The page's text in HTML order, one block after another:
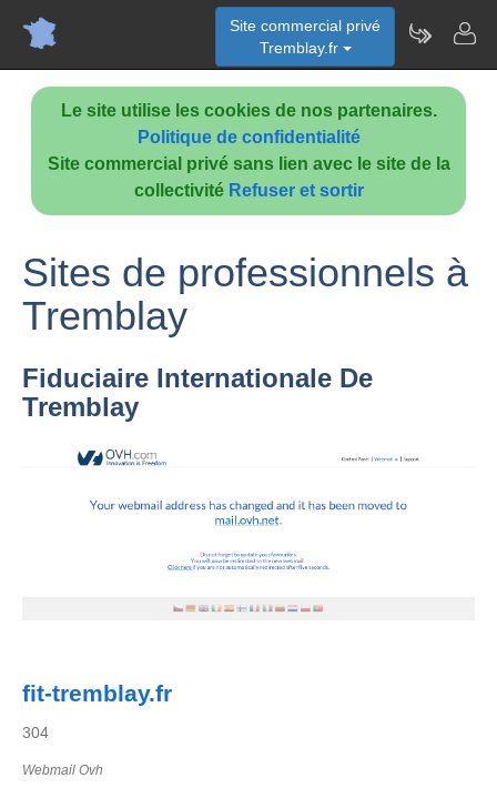
Le site utilise les cookies de nos partenaires.
Politique de confidentialité
Site commercial privé sans lien avec le site de la
collectivité Refuser et sortir
Site commercial privé
Tremblay.fr
Sites de professionnels à
Tremblay
Fiduciaire Internationale De
Tremblay
fit-tremblay.fr
304
Webmail Ovh